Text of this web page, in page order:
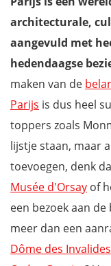
architecturale,
aangevuld met
hedendaagse
maken van de
Parijs is dus heel
toppers zoals
lijstje staan, maar
toevoegen, denk
Musée d'Orsay of
een bezoek aan
meer dan een
Dôme des